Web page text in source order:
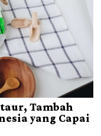
Tambah
yang Capai